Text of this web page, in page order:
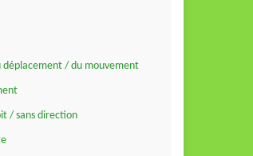
déplacement / du mouvement
/ sans direction